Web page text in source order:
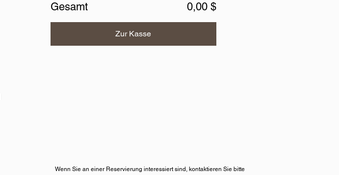
Gesamt 0,00 $
Zur Kasse
Wenn Sie an einer Reservierung interessiert sind, kontaktieren Sie bitte